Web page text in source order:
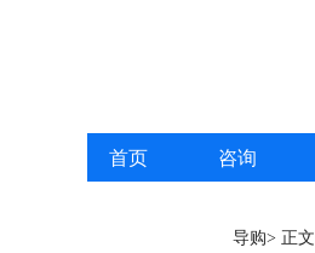
首页 咨询
导购> 正文